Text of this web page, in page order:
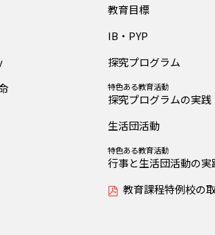
教育目標
IB・PYP
探究プログラム
特色ある教育活動
探究プログラムの実践
生活団活動
特色ある教育活動
行事と生活団活動の実
教育課程特例校の